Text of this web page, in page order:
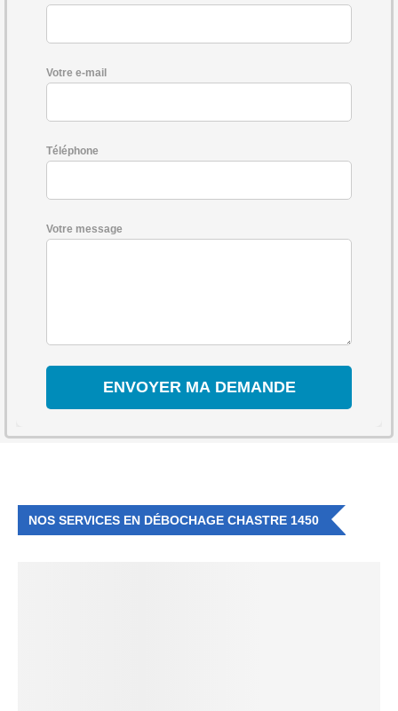
Votre e-mail
Téléphone
Votre message
NOS SERVICES EN DÉBOCHAGE CHASTRE 1450